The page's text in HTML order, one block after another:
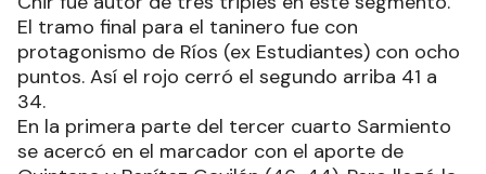
El tramo final para el taninero fue con
protagonismo de Ríos (ex Estudiantes) con ocho
puntos. Así el rojo cerró el segundo arriba 41 a
34.
En la primera parte del tercer cuarto Sarmiento
se acercó en el marcador con el aporte de